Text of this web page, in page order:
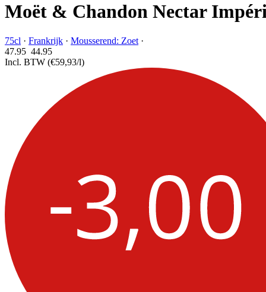
Moët & Chandon Nectar
75cl · Frankrijk · Mousserend: Zoet ·
47.95 44.95
Incl. BTW (€59,93/l)